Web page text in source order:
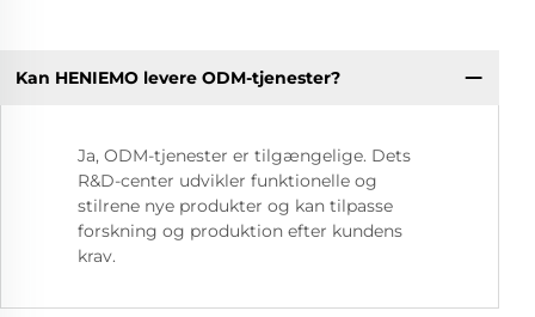
Kan HENIEMO levere ODM-tjenester?
Ja, ODM-tjenester er tilgængelige. Dets
R&D-center udvikler funktionelle og
stilrene nye produkter og kan tilpasse
forskning og produktion efter kundens
krav.